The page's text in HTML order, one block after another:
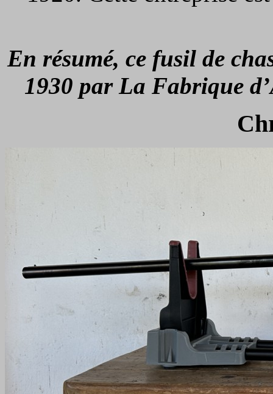
En résumé, ce fusil de
1930 par La Fabrique